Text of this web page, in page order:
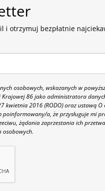
i otrzymuj bezpłatnie
osobowych, wskazanych w
Krajowej 86 jako administratora
kwietnia 2016 (RODO) oraz ustawą
poinformowany/a, że przysługuje mi
żądania zaprzestania ich
osobowych.